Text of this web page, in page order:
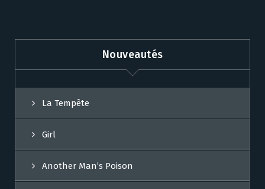
Nouveautés
La Tempête
Girl
Another Man’s Poison